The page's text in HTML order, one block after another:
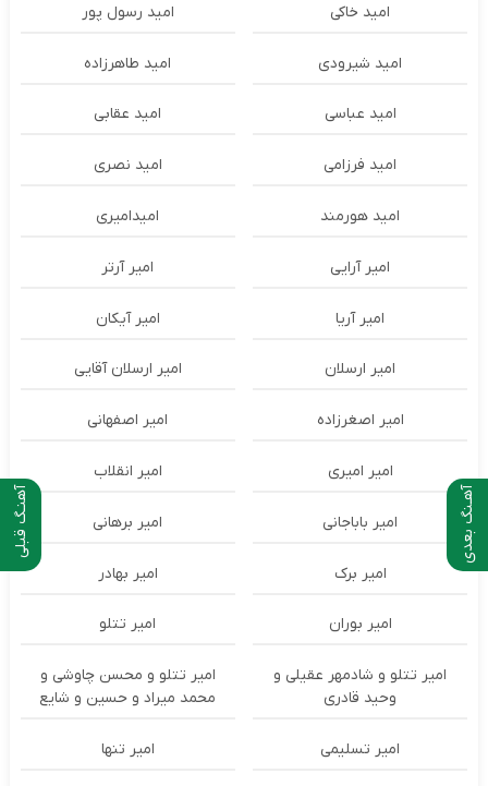
آهنـگ قبلی آهـنگ بعدی
امید خاکی امید رسول پور
امید شیرودی امید طاهرزاده
امید عباسی امید عقابی
امید فرزامی امید نصری
امید هورمند امیدامیری
امیر آرایی امیر آرتر
امیر آریا امیر آیکان
امیر ارسلان امیر ارسلان آقایی
امیر اصغرزاده امیر اصفهانی
امیر امیری امیر انقلاب
امیر باباجانی امیر برهانی
امیر برک امیر بهادر
امیر بوران امیر تتلو
امیر تتلو و شادمهر عقیلی و
وحید قادری
امیر تتلو و محسن چاوشی و
محمد میراد و حسین و شایع
امیر تسلیمی امیر تنها